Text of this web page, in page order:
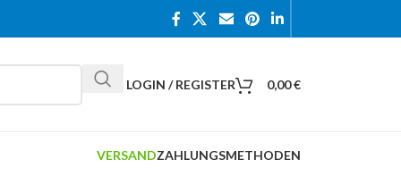
LOGIN / REGISTER 0,00€
VERSANDZAHLUNGSMETHODEN